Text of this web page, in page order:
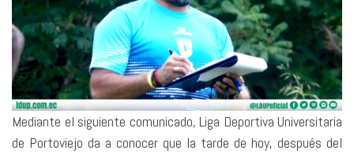
Mediante el siguiente comunicado, Liga Deportiva Universitaria
de Portoviejo da a conocer que la tarde de hoy, después del